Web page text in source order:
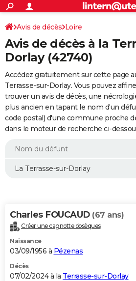
ACTUALITÉS
Politique
Société
Faits Divers
Education
Monde
Villes
+
SPORT
Coupe du monde 2026
Football
Tennis
Cyclisme
Rugby
Forum
CULTURE
FINANCE
Retraite
Impôts
Epargne
Immobilier
Risques naturels par ville
Banque
Assurance
Crédit
Essais
Réserver un essai
Citadines
Berlines
SUV
Forum auto
+
HIGH-TECH
Mobiles
Meilleur smartphone
Internet
Ordinateurs
Jeux vidéo
Guide high-tech
+
BRICOLAGE
Forum
Aménagement intérieur
Extérieur
Cuisine
Salle de bains
Jardinage
Rangement
WEEK-END
Guides de France
Escapades
Patrimoine
Expositions
Musées
Week-end nature
LIFESTYLE
Alimentation
Guide de la santé
Maladies
Médicaments
Sommeil
VOYAGE
Destinations
City break
Voyage nature
Voyage de noces
Forum
Climat
+PHOTO
GUIDES D'ACHAT
BONS PLANS
Avis de décès Loire
Avis de décès à la
Dorlay (42740)
Accédez gratuitement sur cette page
Terrasse-sur-Dorlay. Vous pouvez
trouver un avis de décès, une
plus ancien en tapant le nom d'un
code postal) d'une commune proche
dans le moteur de recherche ci-
Charles FOUCAUD (67 ans)
Créer une cagnotte obsèques
Naissance
03/09/1956 à Pézenas
Décès
07/02/2024 à la Terrasse-sur-Dorlay